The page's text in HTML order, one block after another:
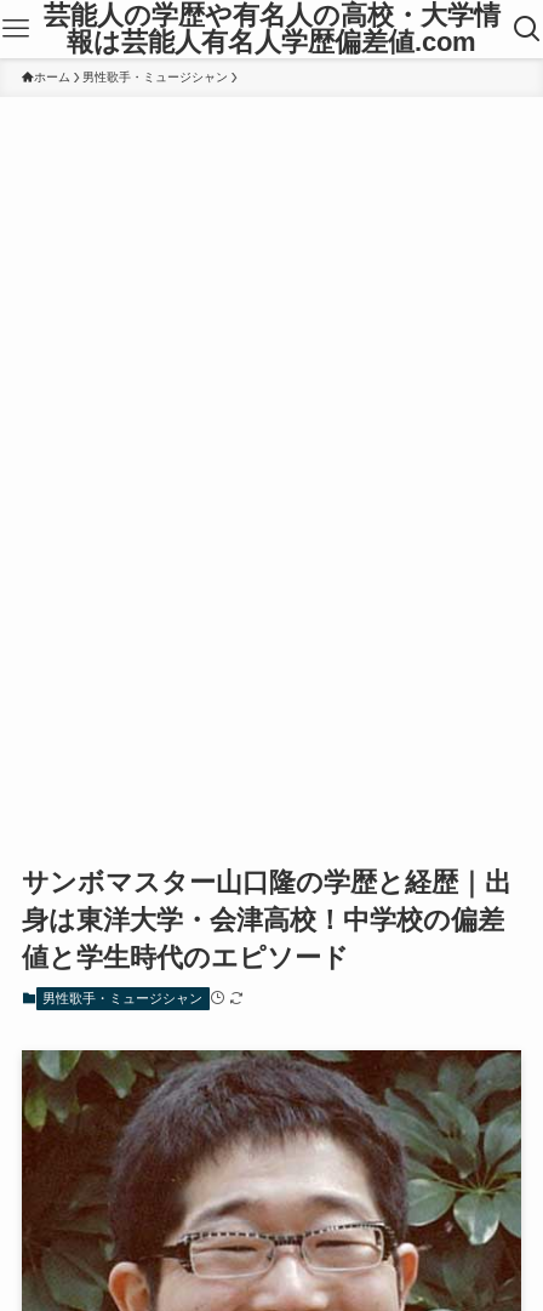
芸能人の学歴や有名人の高校・大学情
報は芸能人有名人学歴偏差値.com
ホーム 男性歌手・ミュージシャン
サンボマスター山口隆の学歴と経歴｜出
身は東洋大学・会津高校！中学校の偏差
値と学生時代のエピソード
男性歌手・ミュージシャン